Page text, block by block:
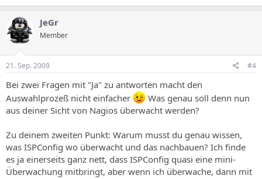
JeGr
Member
21. Sep. 2009 #4
Bei zwei Fragen mit "Ja" zu antworten macht den
Auswahlprozeß nicht einfacher
Was genau soll denn nun
aus deiner Sicht von Nagios überwacht werden?
Zu deinem zweiten Punkt: Warum musst du genau wissen,
was ISPConfig wo überwacht und das nachbauen? Ich finde
es ja einerseits ganz nett, dass ISPConfig quasi eine mini-
Überwachung mitbringt, aber wenn ich überwache, dann mit